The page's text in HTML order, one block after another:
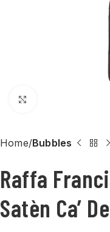
Home Bubbles
Raffa
Satèn Ca’